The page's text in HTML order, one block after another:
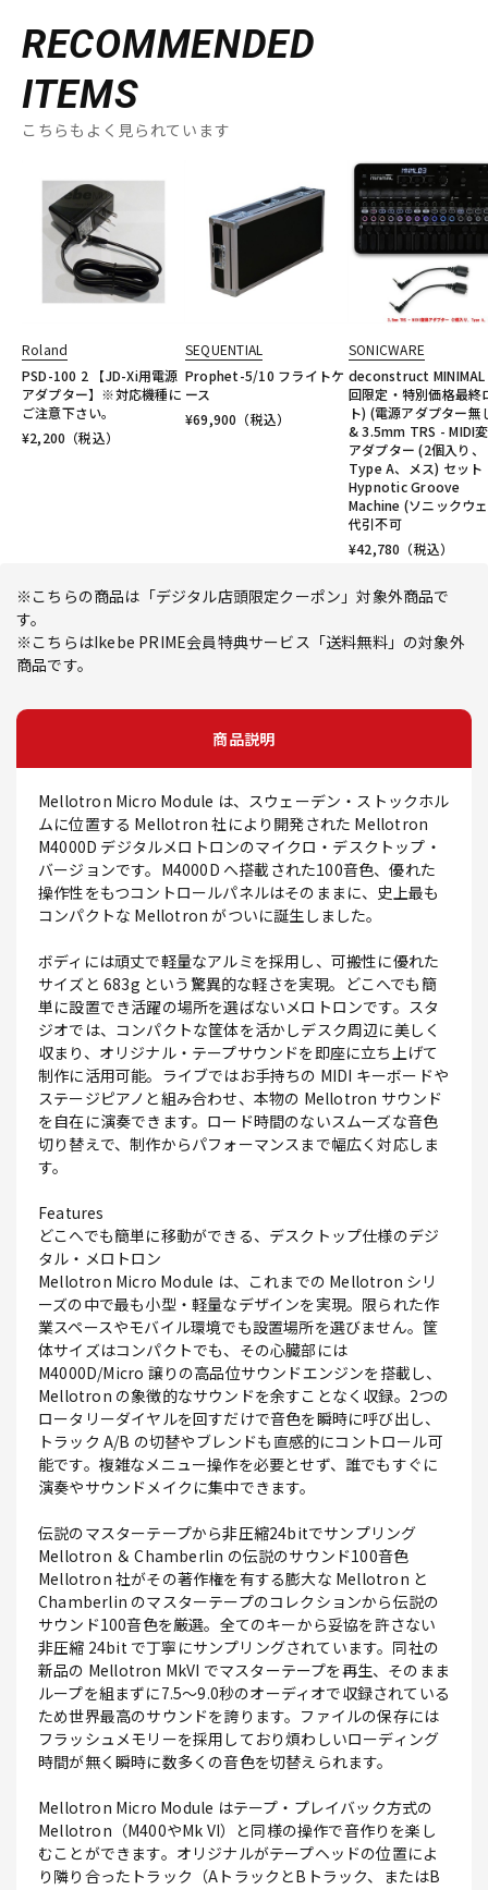
RECOMMENDED
ITEMS
こちらもよく見られています
Roland
PSD-100 2 【JD-Xi用電源
アダプター】※対応機種に
ご注意下さい。
¥2,200 （税込）
SEQUENTIAL
Prophet-5/10 フライトケ
ース
¥69,900 （税込）
SONICWARE
deconstruct MINIMAL
回限定・特別価格最終
ト) (電源アダプター無
& 3.5mm TRS - MIDI
アダプター (2個入り、
Type A、メス) セット
Hypnotic Groove
Machine (ソニックウ
代引不可
¥42,780 （税込）
※こちらの商品は「デジタル店頭限定クーポン」対象外商品で
す。
※こちらはIkebe PRIME会員特典サービス「送料無料」の対象外
商品です。
商品説明
Mellotron Micro Module は、スウェーデン・ストックホル
ムに位置する Mellotron 社により開発された Mellotron
M4000D デジタルメロトロンのマイクロ・デスクトップ・
バージョンです。M4000D へ搭載された100音色、優れた
操作性をもつコントロールパネルはそのままに、史上最も
コンパクトな Mellotron がついに誕生しました。
ボディには頑丈で軽量なアルミを採用し、可搬性に優れた
サイズと 683g という驚異的な軽さを実現。どこへでも簡
単に設置でき活躍の場所を選ばないメロトロンです。スタ
ジオでは、コンパクトな筐体を活かしデスク周辺に美しく
収まり、オリジナル・テープサウンドを即座に立ち上げて
制作に活用可能。ライブではお手持ちの MIDI キーボードや
ステージピアノと組み合わせ、本物の Mellotron サウンド
を自在に演奏できます。ロード時間のないスムーズな音色
切り替えで、制作からパフォーマンスまで幅広く対応しま
す。
Features
どこへでも簡単に移動ができる、デスクトップ仕様のデジ
タル・メロトロン
Mellotron Micro Module は、これまでの Mellotron シリ
ーズの中で最も小型・軽量なデザインを実現。限られた作
業スペースやモバイル環境でも設置場所を選びません。筐
体サイズはコンパクトでも、その心臓部には
M4000D/Micro 譲りの高品位サウンドエンジンを搭載し、
Mellotron の象徴的なサウンドを余すことなく収録。2つの
ロータリーダイヤルを回すだけで音色を瞬時に呼び出し、
トラック A/B の切替やブレンドも直感的にコントロール可
能です。複雑なメニュー操作を必要とせず、誰でもすぐに
演奏やサウンドメイクに集中できます。
伝説のマスターテープから非圧縮24bitでサンプリング
Mellotron ＆ Chamberlin の伝説のサウンド100音色
Mellotron 社がその著作権を有する膨大な Mellotron と
Chamberlin のマスターテープのコレクションから伝説の
サウンド100音色を厳選。全てのキーから妥協を許さない
非圧縮 24bit で丁寧にサンプリングされています。同社の
新品の Mellotron MkVI でマスターテープを再生、そのまま
ループを組まずに7.5～9.0秒のオーディオで収録されている
ため世界最高のサウンドを誇ります。ファイルの保存には
フラッシュメモリーを採用しており煩わしいローディング
時間が無く瞬時に数多くの音色を切替えられます。
Mellotron Micro Module はテープ・プレイバック方式の
Mellotron（M400やMk VI）と同様の操作で音作りを楽し
むことができます。オリジナルがテープヘッドの位置によ
り隣り合ったトラック（AトラックとBトラック、またはB